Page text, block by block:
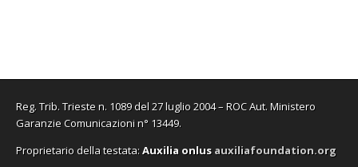
Reg. Trib. Trieste n. 1089 del 27 luglio 2004 – ROC Aut. Ministero
Garanzie Comunicazioni n° 13449.
Proprietario della testata:Auxilia onlus auxiliafoundation.org